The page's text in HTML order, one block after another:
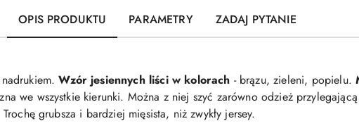
OPIS PRODUKTU PARAMETRY ZADAJ PYTANIE
Wzór jesiennych liści w kolorach - brązu, zieleni, popielu.
we wszystkie kierunki. Można z niej szyć zarówno odzież
grubsza i bardziej mięsista, niż zwykły jersey.